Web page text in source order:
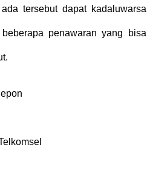
tersebut dapat kadaluwarsa
penawaran yang bisa